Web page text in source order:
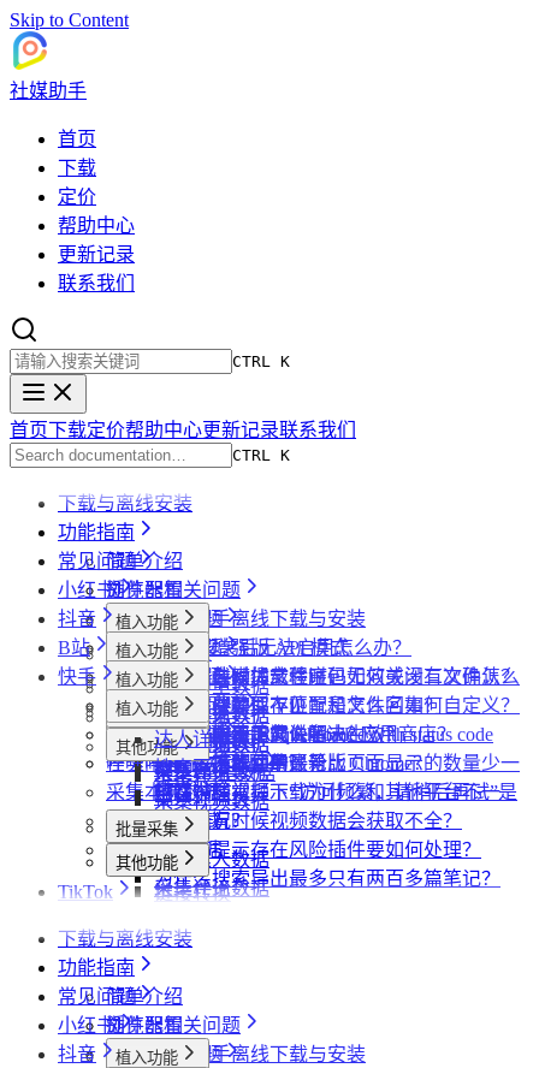
Skip to Content
社媒助手
首页
下载
定价
帮助中心
更新记录
联系我们
CTRL K
首页下载定价帮助中心更新记录联系我们
CTRL K
下载与离线安装
功能指南
简单介绍
插件配置
飞书同步
数据上报
采集模式
采集历史
账号管理
任务闹钟
采集本页数据
媒体文件下载
便捷复制数据
常见问题
浏览器相关问题
社媒助手离线下载与安装
CRX 安装后无法启用怎么办？
下载插件时提示程序包无效或没有文件怎么
办？
为什么无法访问 Chrome 应用商店？
为什么推荐使用最新版 Chrome？
会员相关问题
什么是增强版 API 模式
什么是自动加载验证码
如何免费获取 VIP
第三方收费下载说明
为什么不能注册账号
下载相关问题
批量下载媒体文件时，如何关闭二次确认？
下载文件的保存位置和文件名如何自定义？
为什么配置的文件名未生效？
飞书相关问题
提示字段类型不匹配是怎么回事？
提示权限不足怎么解决？
小红书相关问题
小红书出现“Request failed with status code
406“是怎么回事？
小红书经常提示“访问频繁，请稍后再试”是
什么情况？
小红书提示存在风险插件要如何处理？
为什么搜索导出最多只有两百多篇笔记？
抖音相关问题
为什么采集到的评论比页面显示的数量少一
些？
为什么有时候视频数据会获取不全？
哔哩哔哩相关问题
哔哩哔哩视频下载为什么和其他平台不一
样？
小红书
植入功能
专辑页
笔记详情页
搜索页
博主详情页
批量采集
采集博主数据
采集评论数据
采集笔记数据
其他功能
链接转换
抖音
植入功能
搜索页
达人详情页
视频详情页
批量采集
采集达人数据
采集视频数据
采集评论数据
其他功能
链接转换
B站
植入功能
搜索页
UP主详情页
视频详情页
批量采集
采集评论数据
采集UP主数据
采集视频数据
其他功能
链接转换
快手
植入功能
达人详情页
搜索页
视频详情页
批量采集
采集达人数据
采集评论数据
其他功能
链接转换
TikTok
达人详情页
视频详情页
批量采集
采集达人数据
采集视频数据
采集评论数据
其他功能
短链解析
下载与离线安装
功能指南
简单介绍
插件配置
飞书同步
常见问题
浏览器相关问题
社媒助手离线下载与安装
会员相关问题
小红书
植入功能
抖音